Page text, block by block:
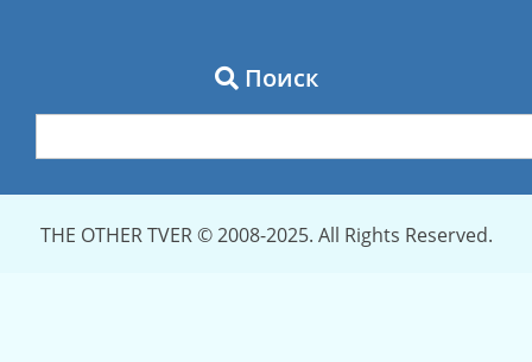
Поиск
THE OTHER TVER © 2008-2025. All Rights Reserved.